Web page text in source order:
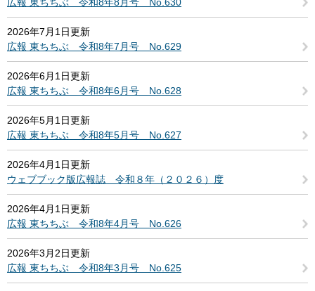
広報 東ちちぶ 令和8年8月号 No.630
2026年7月1日更新
広報 東ちちぶ 令和8年7月号 No.629
2026年6月1日更新
広報 東ちちぶ 令和8年6月号 No.628
2026年5月1日更新
広報 東ちちぶ 令和8年5月号 No.627
2026年4月1日更新
ウェブブック版広報誌 令和８年（２０２６）度
2026年4月1日更新
広報 東ちちぶ 令和8年4月号 No.626
2026年3月2日更新
広報 東ちちぶ 令和8年3月号 No.625